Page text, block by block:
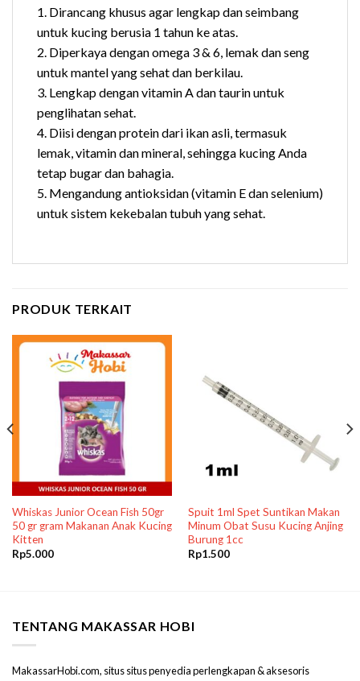
1. Dirancang khusus agar lengkap dan seimbang
untuk kucing berusia 1 tahun ke atas.
2. Diperkaya dengan omega 3 & 6, lemak dan seng
untuk mantel yang sehat dan berkilau.
3. Lengkap dengan vitamin A dan taurin untuk
penglihatan sehat.
4. Diisi dengan protein dari ikan asli, termasuk
lemak, vitamin dan mineral, sehingga kucing Anda
tetap bugar dan bahagia.
5. Mengandung antioksidan (vitamin E dan selenium)
untuk sistem kekebalan tubuh yang sehat.
PRODUK TERKAIT
Whiskas Junior Ocean Fish 50gr
50 gr gram Makanan Anak Kucing
Kitten
Rp5.000
Spuit 1ml Spet Suntikan Makan
Minum Obat Susu Kucing Anjing
Burung 1cc
Rp1.500
TENTANG MAKASSAR HOBI
MakassarHobi.com, situs situs penyedia perlengkapan & aksesoris